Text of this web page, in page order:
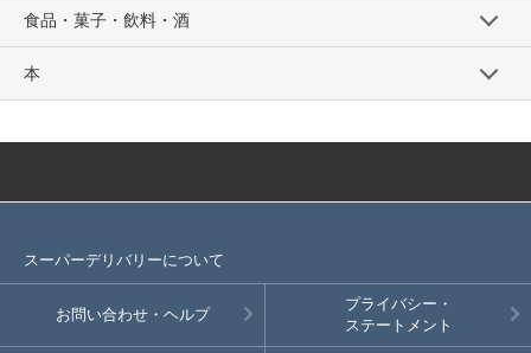
食品・菓子・飲料・酒
本
スーパーデリバリーについて
お問い合わせ・ヘルプ
プライバシー・
ステートメント